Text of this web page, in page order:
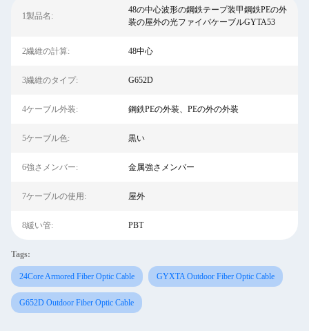
1製品名:
48の中心波形の鋼鉄テープ装甲鋼鉄PEの外
装の屋外の光ファイバケーブルGYTA53
2繊維の計算: 48中心
3繊維のタイプ: G652D
4ケーブル外装: 鋼鉄PEの外装、PEの外の外装
5ケーブル色: 黒い
6強さメンバー: 金属強さメンバー
7ケーブルの使用: 屋外
8緩い管: PBT
Tags:
24Core Armored Fiber Optic Cable GYXTA Outdoor Fiber Optic Cable
G652D Outdoor Fiber Optic Cable